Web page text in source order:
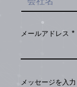
メールアドレス
メッセージを入力